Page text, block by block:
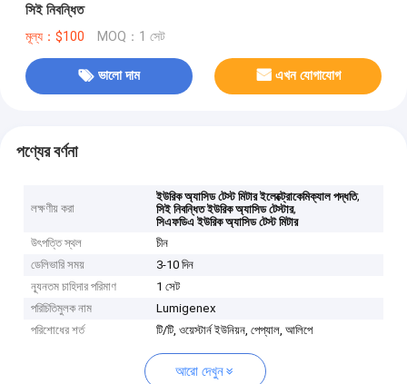
সিই নিবন্ধিত
মূল্য：$100 MOQ：1 সেট
ভালো দাম এখন যোগাযোগ
পণ্যের বর্ণনা
লক্ষণীয় করা
ইউরিক অ্যাসিড টেস্ট মিটার ইলেক্ট্রোকেমিক্যাল পদ্ধতি,
সিই নিবন্ধিত ইউরিক অ্যাসিড টেস্টার,
সিএফডিএ ইউরিক অ্যাসিড টেস্ট মিটার
উৎপত্তি স্থল
চীন
ডেলিভারি সময়
3-10 দিন
ন্যূনতম চাহিদার পরিমাণ
1 সেট
পরিচিতিমুলক নাম
Lumigenex
পরিশোধের শর্ত
টি/টি, ওয়েস্টার্ন ইউনিয়ন, পেপ্যাল, আলিপে
আরো দেখুন